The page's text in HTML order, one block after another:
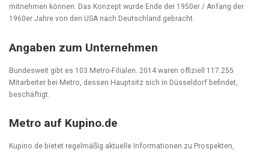
mitnehmen können. Das Konzept wurde Ende der 1950er / Anfang der
1960er Jahre von den USA nach Deutschland gebracht.
Angaben zum Unternehmen
Bundesweit gibt es 103 Metro-Filialen. 2014 waren offiziell 117.255
Mitarbeiter bei Metro, dessen Hauptsitz sich in Düsseldorf befindet,
beschäftigt.
Metro auf Kupino.de
Kupino.de bietet regelmäßig aktuelle Informationen zu Prospekten,